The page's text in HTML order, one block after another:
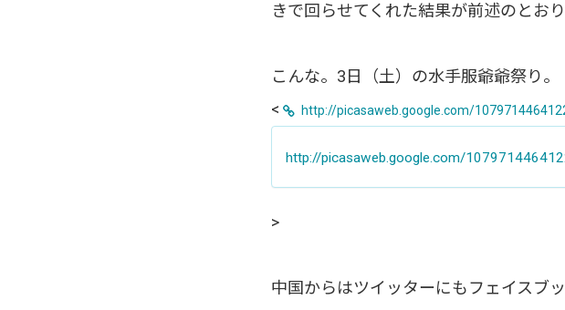
きで回らせてくれた結果が前述のとおり
こんな。3日（土）の水手服爺爺祭り。
<
http://picasaweb.google.com/
http://picasaweb.google.com/
>
中国からはツイッターにもフェイスブ